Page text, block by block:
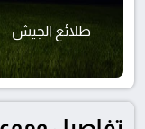
طلائع الجيش